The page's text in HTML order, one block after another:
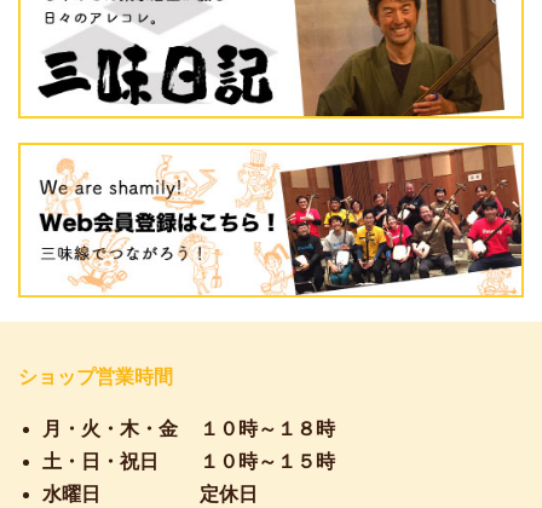
ショップ営業時間
月・火・木・金
１０時～１８時
土・日・祝日
１０時～１５時
水曜日
定休日